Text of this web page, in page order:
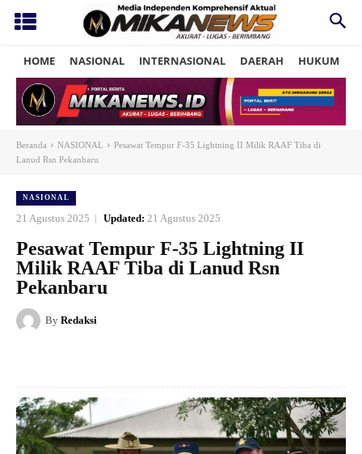
HOME NASIONAL INTERNASIONAL DAERAH HUKUM
Beranda NASIONAL
Pesawat Tempur F-35 Lightning II Milik RAAF Tiba di
Lanud Rsn Pekanbaru
NASIONAL
21 Agustus 2025 Updated: 21 Agustus 2025
Pesawat Tempur F-35 Lightning II
Milik RAAF Tiba di Lanud Rsn
Pekanbaru
By Redaksi